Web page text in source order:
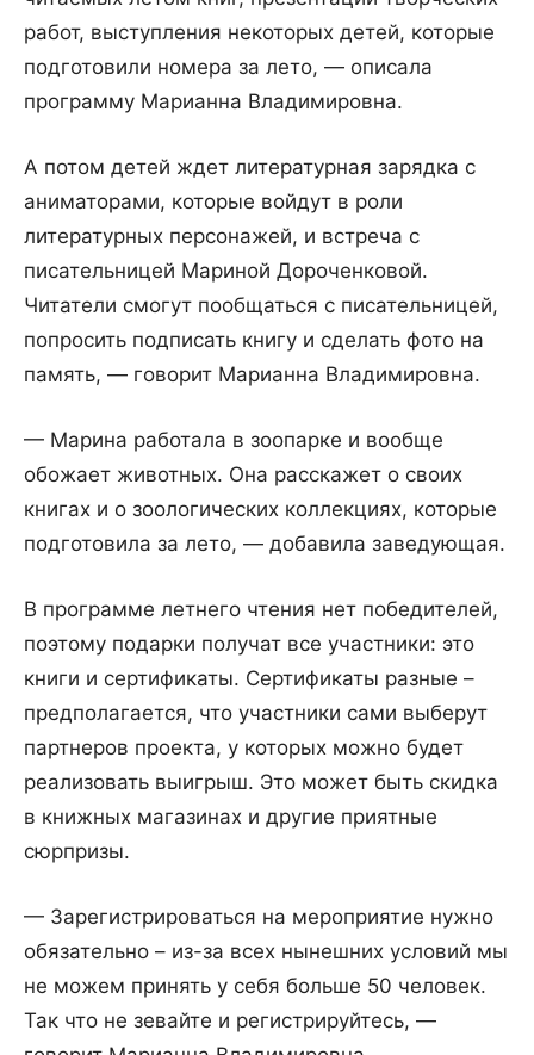
работ, выступления некоторых детей, которые
подготовили номера за лето, — описала
программу Марианна Владимировна.
А потом детей ждет литературная зарядка с
аниматорами, которые войдут в роли
литературных персонажей, и встреча с
писательницей Мариной Дороченковой.
Читатели смогут пообщаться с писательницей,
попросить подписать книгу и сделать фото на
память, — говорит Марианна Владимировна.
— Марина работала в зоопарке и вообще
обожает животных. Она расскажет о своих
книгах и о зоологических коллекциях, которые
подготовила за лето, — добавила заведующая.
В программе летнего чтения нет победителей,
поэтому подарки получат все участники: это
книги и сертификаты. Сертификаты разные –
предполагается, что участники сами выберут
партнеров проекта, у которых можно будет
реализовать выигрыш. Это может быть скидка
в книжных магазинах и другие приятные
сюрпризы.
— Зарегистрироваться на мероприятие нужно
обязательно – из-за всех нынешних условий мы
не можем принять у себя больше 50 человек.
Так что не зевайте и регистрируйтесь, —